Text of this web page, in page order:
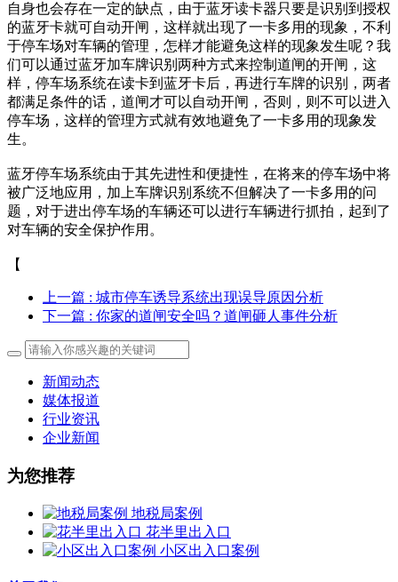
自身也会存在一定的缺点，由于蓝牙读卡器只要是识别到授权
的蓝牙卡就可自动开闸，这样就出现了一卡多用的现象，不利
于停车场对车辆的管理，怎样才能避免这样的现象发生呢？我
们可以通过蓝牙加车牌识别两种方式来控制道闸的开闸，这
样，停车场系统在读卡到蓝牙卡后，再进行车牌的识别，两者
都满足条件的话，道闸才可以自动开闸，否则，则不可以进入
停车场，这样的管理方式就有效地避免了一卡多用的现象发
生。
蓝牙停车场系统由于其先进性和便捷性，在将来的停车场中将
被广泛地应用，加上车牌识别系统不但解决了一卡多用的问
题，对于进出停车场的车辆还可以进行车辆进行抓拍，起到了
对车辆的安全保护作用。
【
上一篇 : 城市停车诱导系统出现误导原因分析
下一篇 : 你家的道闸安全吗？道闸砸人事件分析
新闻动态
媒体报道
行业资讯
企业新闻
为您推荐
地税局案例
花半里出入口
小区出入口案例